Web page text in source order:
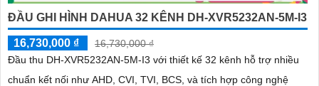
ĐẦU GHI HÌNH DAHUA 32 KÊNH DH-XVR5232AN-5M-I3
16,730,000 ₫
16,730,000 ₫
Đầu thu DH-XVR5232AN-5M-I3 với thiết kế 32 kênh hỗ trợ nhiều
chuẩn kết nối như AHD, CVI, TVI, BCS, và tích hợp công nghệ